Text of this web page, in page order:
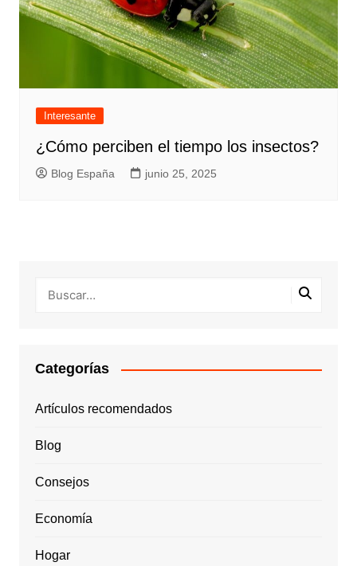
Interesante
¿Cómo perciben el tiempo los insectos?
Blog España junio 25, 2025
Categorías
Artículos recomendados
Blog
Consejos
Economía
Hogar